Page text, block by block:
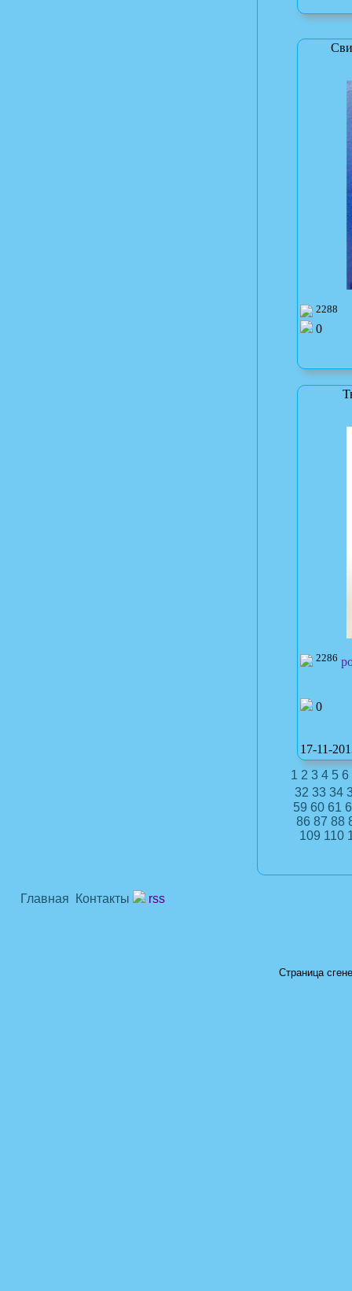
2288
0
2286
0
17-11-
1 2 3 4 5 6
32 33 34
59 60 61
86 87 88
109 110
Главная Контакты rss
Страница